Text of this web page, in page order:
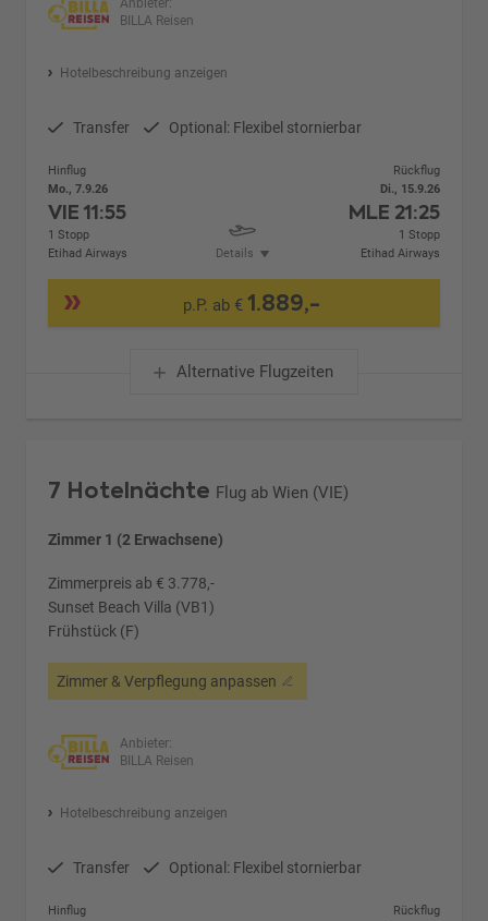
Anbieter:
BILLA Reisen
Hotelbeschreibung anzeigen
Transfer Optional: Flexibel stornierbar
Hinflug
Mo., 7.9.26
VIE11:55
1 Stopp
Etihad Airways
Details
Rückflug
Di., 15.9.26
MLE 21:25
1 Stopp
Etihad Airways
p.P. ab €1.889,-
Alternative Flugzeiten
7 Hotelnächte Flug ab Wien (VIE)
Zimmer 1 (2 Erwachsene)
Zimmerpreis ab € 3.778,-
Sunset Beach Villa (VB1)
Frühstück (F)
Zimmer & Verpflegung anpassen
Anbieter:
BILLA Reisen
Hotelbeschreibung anzeigen
Transfer Optional: Flexibel stornierbar
Hinflug
Rückflug